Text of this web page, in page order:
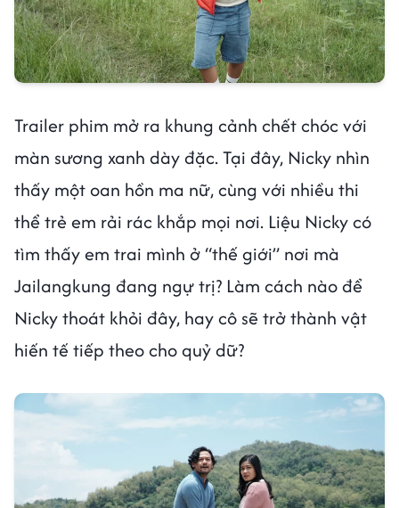
Trailer phim mở ra khung cảnh chết chóc với
màn sương xanh dày đặc. Tại đây, Nicky nhìn
thấy một oan hồn ma nữ, cùng với nhiều thi
thể trẻ em rải rác khắp mọi nơi. Liệu Nicky có
tìm thấy em trai mình ở “thế giới” nơi mà
Jailangkung đang ngự trị? Làm cách nào để
Nicky thoát khỏi đây, hay cô sẽ trở thành vật
hiến tế tiếp theo cho quỷ dữ?